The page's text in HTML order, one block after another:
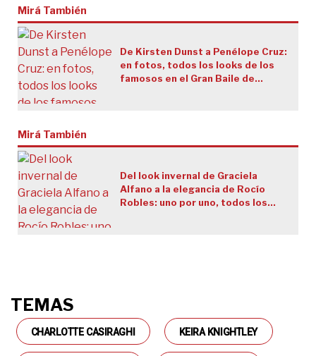
Mirá También
De Kirsten Dunst a Penélope Cruz:
en fotos, todos los looks de los
famosos en el Gran Baile de
Mirá También
Del look invernal de Graciela
Alfano a la elegancia de Rocío
Robles: uno por uno, todos los
TEMAS
CHARLOTTE CASIRAGHI KEIRA KNIGHTLEY